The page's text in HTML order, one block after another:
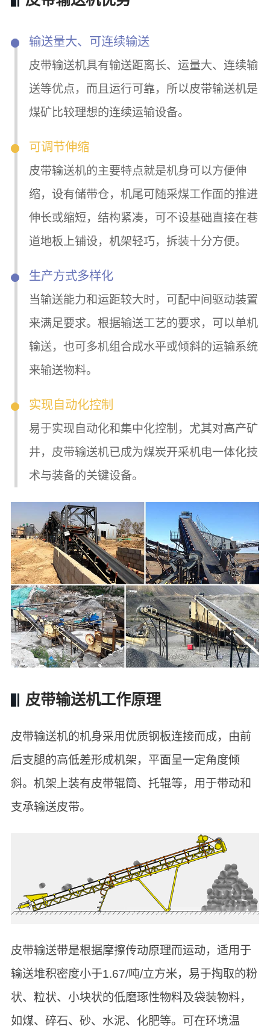
输送量大、可连续输送
皮带输送机具有输送距离长、运量大、连续输
送等优点，而且运行可靠，所以皮带输送机是
煤矿比较理想的连续运输设备。
可调节伸缩
皮带输送机的主要特点就是机身可以方便伸
缩，设有储带仓，机尾可随采煤工作面的推进
伸长或缩短，结构紧凑，可不设基础直接在巷
道地板上铺设，机架轻巧，拆装十分方便。
生产方式多样化
当输送能力和运距较大时，可配中间驱动装置
来满足要求。根据输送工艺的要求，可以单机
输送，也可多机组合成水平或倾斜的运输系统
来输送物料。
实现自动化控制
易于实现自动化和集中化控制，尤其对高产矿
井，皮带输送机已成为煤炭开采机电一体化技
术与装备的关键设备。
皮带输送机工作原理
皮带输送机的机身采用优质钢板连接而成，由前
后支腿的高低差形成机架，平面呈一定角度倾
斜。机架上装有皮带辊筒、托辊等，用于带动和
支承输送皮带。
皮带输送带是根据摩擦传动原理而运动，适用于
输送堆积密度小于1.67/吨/立方米，易于掏取的粉
状、粒状、小块状的低磨琢性物料及袋装物料，
如煤、碎石、砂、水泥、化肥等。可在环境温